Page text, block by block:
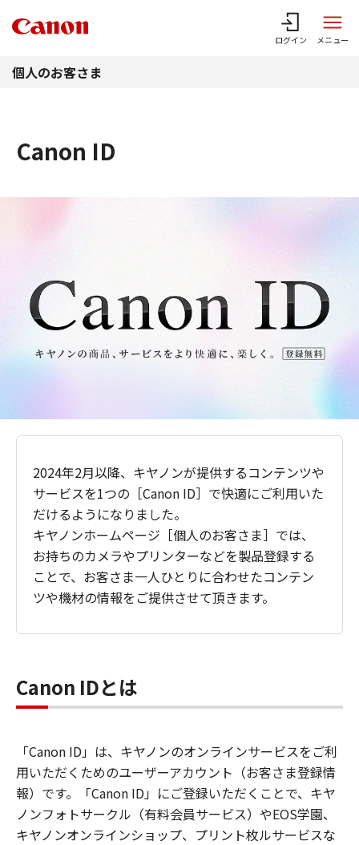
ログイン メニュー
個人のお客さま
Canon ID
2024年2月以降、キヤノンが提供するコンテンツや
サービスを1つの［Canon ID］で快適にご利用いた
だけるようになりました。
キヤノンホームページ［個人のお客さま］では、
お持ちのカメラやプリンターなどを製品登録する
ことで、お客さま一人ひとりに合わせたコンテン
ツや機材の情報をご提供させて頂きます。
Canon IDとは
「Canon ID」は、キヤノンのオンラインサービスをご利
用いただくためのユーザーアカウント（お客さま登録情
報）です。「Canon ID」にご登録いただくことで、キヤ
ノンフォトサークル（有料会員サービス）やEOS学園、
キヤノンオンラインショップ、プリント枚ルサービスな